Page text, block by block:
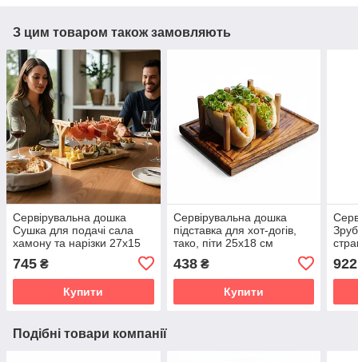
З цим товаром також замовляють
Сервірувальна дошка
Сушка для подачі сала
хамону та нарізки 27х15
745 ₴
Купити
Сервірувальна дошка
підставка для хот-догів,
тако, піти 25х18 cм
438₴
Купити
922
Подібні товари компанії